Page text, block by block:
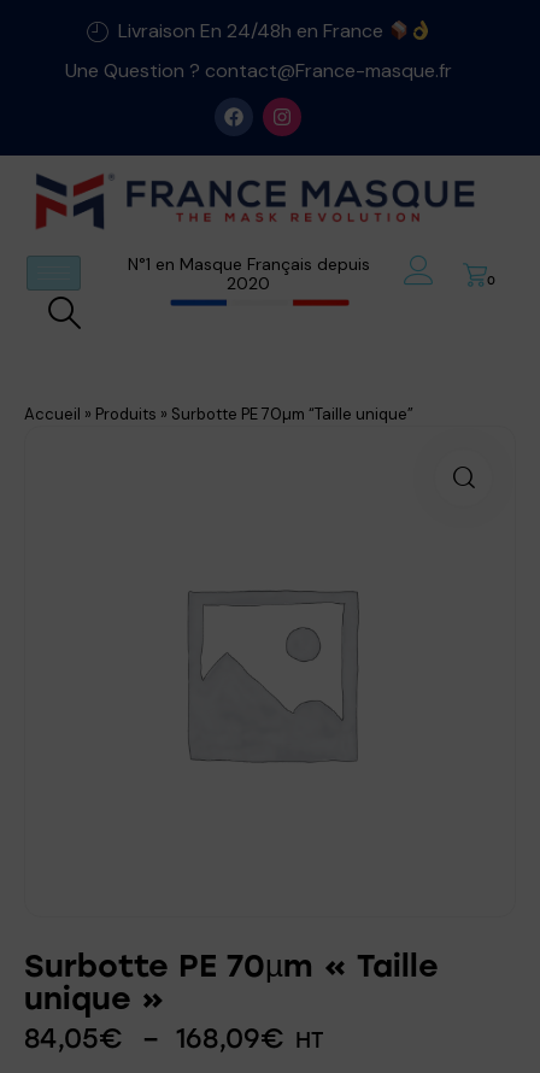
Livraison En 24/48h en France
Une Question ? contact@France-masque.fr
N°1 en Masque Français depuis
2020
0
Accueil » Produits » Surbotte PE 70µm “Taille unique”
Surbotte PE 70µm « Taille
unique »
84,05€ – 168,09€ HT